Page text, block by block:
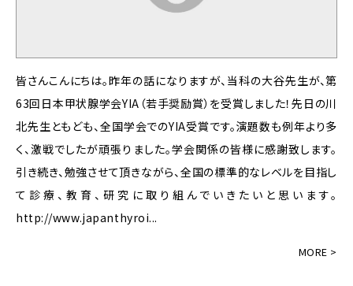
皆さんこんにちは。昨年の話になりますが、当科の大谷先生が、第
63回日本甲状腺学会YIA（若手奨励賞）を受賞しました！先日の川
北先生ともども、全国学会でのYIA受賞です。演題数も例年より多
く、激戦でしたが頑張りました。学会関係の皆様に感謝致します。
引き続き、勉強させて頂きながら、全国の標準的なレベルを目指し
て診療、教育、研究に取り組んでいきたいと思います。
http://www.japanthyroi...